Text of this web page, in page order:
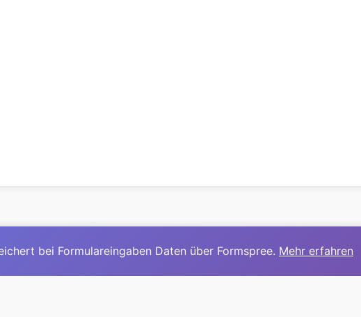
Mirga|LinkedIn|davidmirga.com
bei Formulareingaben Daten über Formspree. Mehr erfahren